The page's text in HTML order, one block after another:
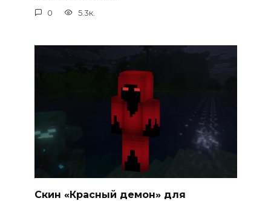
0 5.3к.
Скин «Красный демон» для